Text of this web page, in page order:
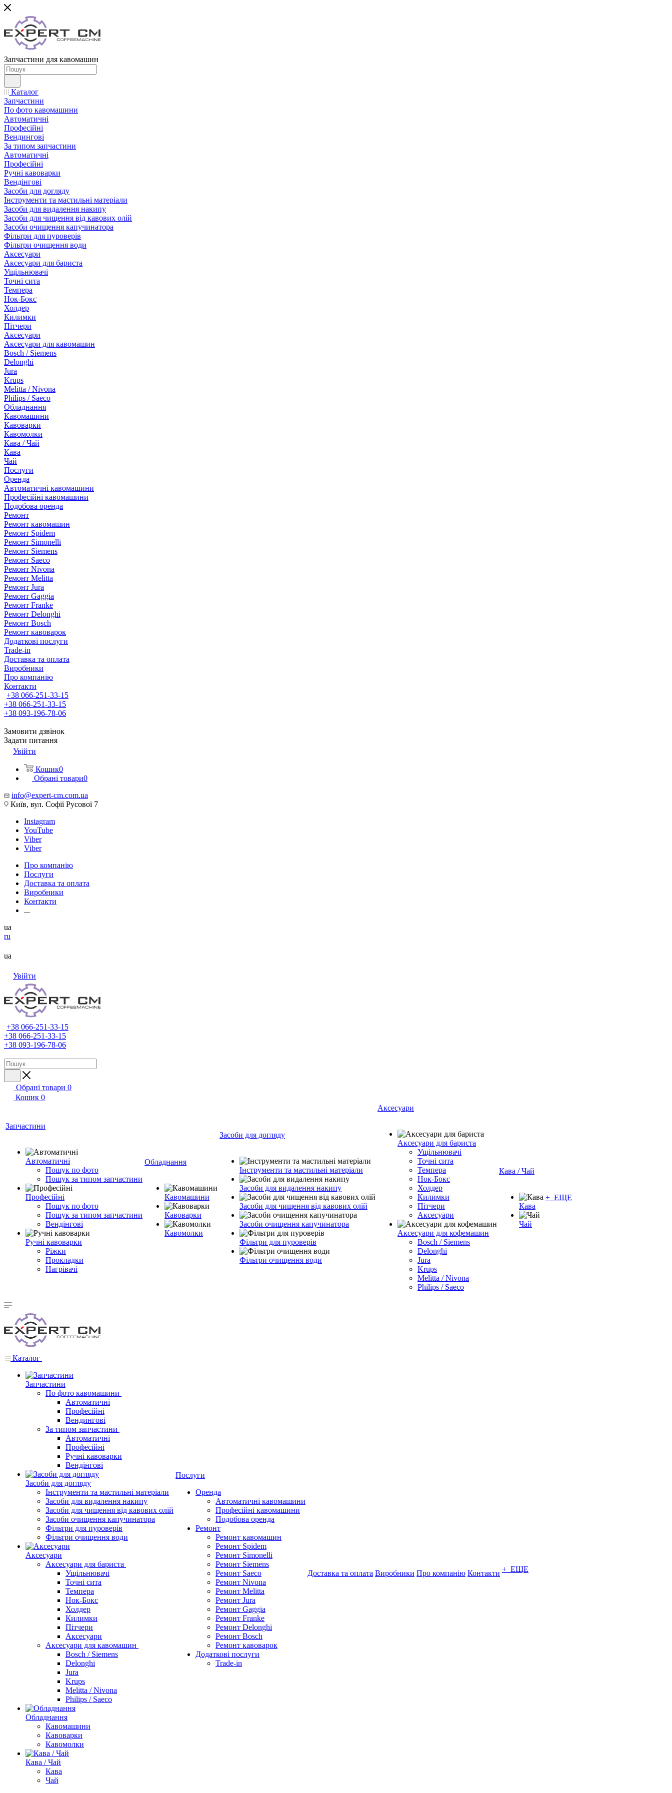
Запчастини для кавомашин
Каталог
Запчастини
По фото кавомашини
Автоматичні
Професійні
Вендингові
За типом запчастини
Автоматичні
Професійні
Ручні кавоварки
Вендінгові
Засоби для догляду
Інструменти та мастильні матеріали
Засоби для видалення накипу
Засоби для чищення від кавових олій
Засоби очищення капучинатора
Фільтри для пуроверів
Фільтри очищення води
Аксесуари
Аксесуари для бариста
Ущільнювачі
Точні сита
Темпера
Нок-Бокс
Холдер
Килимки
Пітчери
Аксесуари
Аксесуари для кавомашин
Bosch / Siemens
Delonghi
Jura
Krups
Melitta / Nivona
Philips / Saeco
Обладнання
Кавомашини
Кавоварки
Кавомолки
Кава / Чай
Кава
Чай
Послуги
Оренда
Автоматичні кавомашини
Професійні кавомашини
Подобова оренда
Ремонт
Ремонт кавомашин
Ремонт Spidem
Ремонт Simonelli
Ремонт Siemens
Ремонт Saeco
Ремонт Nivona
Ремонт Melitta
Ремонт Jura
Ремонт Gaggia
Ремонт Franke
Ремонт Delonghi
Ремонт Bosch
Ремонт кавоварок
Додаткові послуги
Trade-in
Доставка та оплата
Виробники
Про компанію
Контакти
+38 066-251-33-15
+38 066-251-33-15
+38 093-196-78-06
Замовити дзвінок
Задати питання
Увійти
Кошик0
Обрані товари0
info@expert-cm.com.ua
Київ, вул. Софії Русової 7
Instagram
YouTube
Viber
Viber
Про компанію
Послуги
Доставка та оплата
Виробники
Контакти
...
ua
ru
ua
Увійти
+38 066-251-33-15
+38 066-251-33-15
+38 093-196-78-06
Обрані товари 0
Кошик 0
Запчастини
Автоматичні
Пошук по фото
Пошук за типом запчастини
Професійні
Пошук по фото
Пошук за типом запчастини
Вендінгові
Ручні кавоварки
Ріжки
Прокладки
Нагрівачі
Обладнання
Кавомашини
Кавоварки
Кавомолки
Засоби для догляду
Інструменти та мастильні матеріали
Засоби для видалення накипу
Засоби для чищення від кавових олій
Засоби очищення капучинатора
Фільтри для пуроверів
Фільтри очищення води
Аксесуари
Аксесуари для бариста
Ущільнювачі
Точні сита
Темпера
Нок-Бокс
Холдер
Килимки
Пітчери
Аксесуари
Аксесуари для кофемашин
Bosch / Siemens
Delonghi
Jura
Krups
Melitta / Nivona
Philips / Saeco
Кава / Чай
Кава
Чай
+ ЕЩЕ
Каталог
Запчастини
По фото кавомашини
Автоматичні
Професійні
Вендингові
За типом запчастини
Автоматичні
Професійні
Ручні кавоварки
Вендінгові
Засоби для догляду
Інструменти та мастильні матеріали
Засоби для видалення накипу
Засоби для чищення від кавових олій
Засоби очищення капучинатора
Фільтри для пуроверів
Фільтри очищення води
Аксесуари
Аксесуари для бариста
Ущільнювачі
Точні сита
Темпера
Нок-Бокс
Холдер
Килимки
Пітчери
Аксесуари
Аксесуари для кавомашин
Bosch / Siemens
Delonghi
Jura
Krups
Melitta / Nivona
Philips / Saeco
Обладнання
Кавомашини
Кавоварки
Кавомолки
Кава / Чай
Кава
Чай
Послуги
Оренда
Автоматичні кавомашини
Професійні кавомашини
Подобова оренда
Ремонт
Ремонт кавомашин
Ремонт Spidem
Ремонт Simonelli
Ремонт Siemens
Ремонт Saeco
Ремонт Nivona
Ремонт Melitta
Ремонт Jura
Ремонт Gaggia
Ремонт Franke
Ремонт Delonghi
Ремонт Bosch
Ремонт кавоварок
Додаткові послуги
Trade-in
Доставка та оплата Виробники Про компанію Контакти + ЕЩЕ